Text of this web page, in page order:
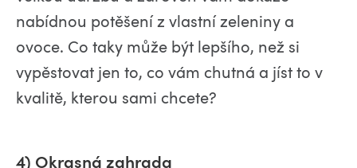
nabídnou potěšení z vlastní zeleniny a
ovoce. Co taky může být lepšího, než si
vypěstovat jen to, co vám chutná a jíst to v
kvalitě, kterou sami chcete?
4) Okrasná zahrada